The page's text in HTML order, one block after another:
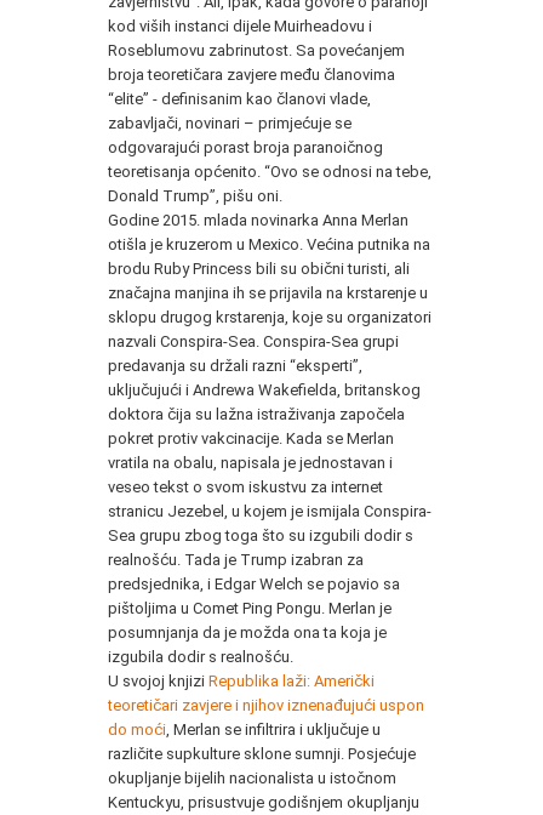
kod viših instanci dijele Muirheadovu i
Roseblumovu zabrinutost. Sa povećanjem
broja teoretičara zavjere među članovima
“elite” - definisanim kao članovi vlade,
zabavljači, novinari – primjećuje se
odgovarajući porast broja paranoičnog
teoretisanja općenito. “Ovo se odnosi na tebe,
Donald Trump”, pišu oni.
Godine 2015. mlada novinarka Anna Merlan
otišla je kruzerom u Mexico. Većina putnika na
brodu Ruby Princess bili su obični turisti, ali
značajna manjina ih se prijavila na krstarenje u
sklopu drugog krstarenja, koje su organizatori
nazvali Conspira-Sea. Conspira-Sea grupi
predavanja su držali razni “eksperti”,
uključujući i Andrewa Wakefielda, britanskog
doktora čija su lažna istraživanja započela
pokret protiv vakcinacije. Kada se Merlan
vratila na obalu, napisala je jednostavan i
veseo tekst o svom iskustvu za internet
stranicu Jezebel, u kojem je ismijala Conspira-
Sea grupu zbog toga što su izgubili dodir s
realnošću. Tada je Trump izabran za
predsjednika, i Edgar Welch se pojavio sa
pištoljima u Comet Ping Pongu. Merlan je
posumnjanja da je možda ona ta koja je
izgubila dodir s realnošću.
U svojoj knjizi Republika laži: Američki
teoretičari zavjere i njihov iznenađujući uspon
do moći , Merlan se infiltrira i uključuje u
različite supkulture sklone sumnji. Posjećuje
okupljanje bijelih nacionalista u istočnom
Kentuckyu, prisustvuje godišnjem okupljanju